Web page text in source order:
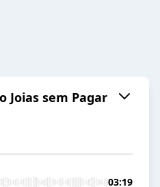
Joias sem Pagar
03:19